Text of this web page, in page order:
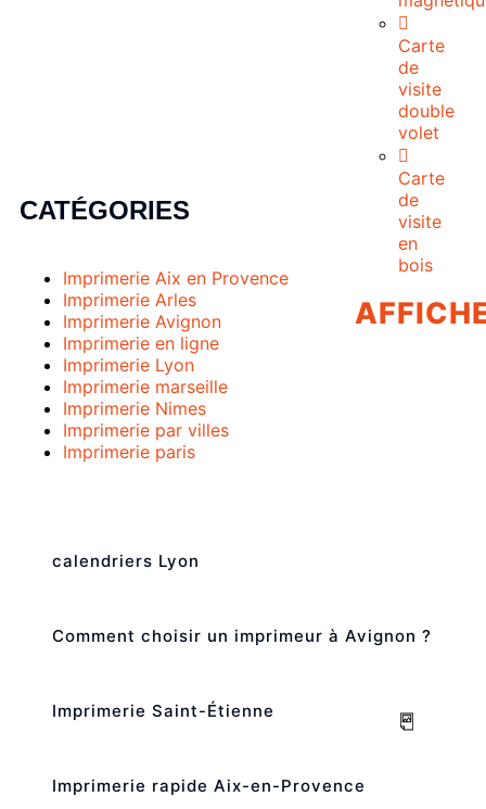
Carte
de
visite
double
volet
Carte
de
visite
en
bois
CATÉGORIES
Imprimerie Aix en Provence
Imprimerie Arles
Imprimerie Avignon
Imprimerie en ligne
Imprimerie Lyon
Imprimerie marseille
Imprimerie Nimes
Imprimerie par villes
Imprimerie paris
calendriers Lyon
Comment choisir un imprimeur à Avignon ?
Imprimerie Saint-Étienne
Imprimerie rapide Aix-en-Provence